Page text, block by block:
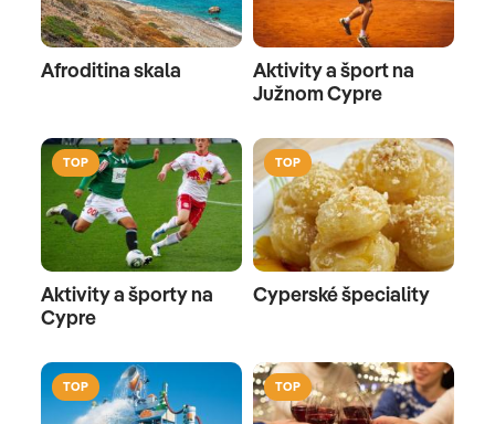
Afroditina skala
Aktivity a šport na
Južnom Cypre
TOP
Aktivity a športy na
Cypre
TOP
Cyperské špeciality
TOP TOP